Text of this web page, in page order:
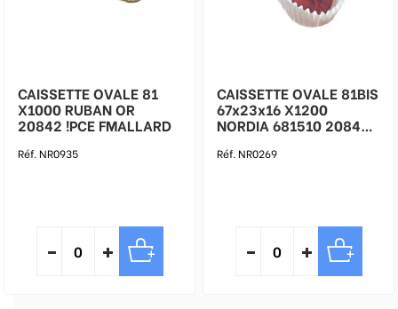
CAISSETTE OVALE 81
X1000 RUBAN OR
20842 !PCE FMALLARD
Réf. NR0935
CAISSETTE OVALE 81BIS
67x23x16 X1200
NORDIA 681510 20843
Réf. NR0269